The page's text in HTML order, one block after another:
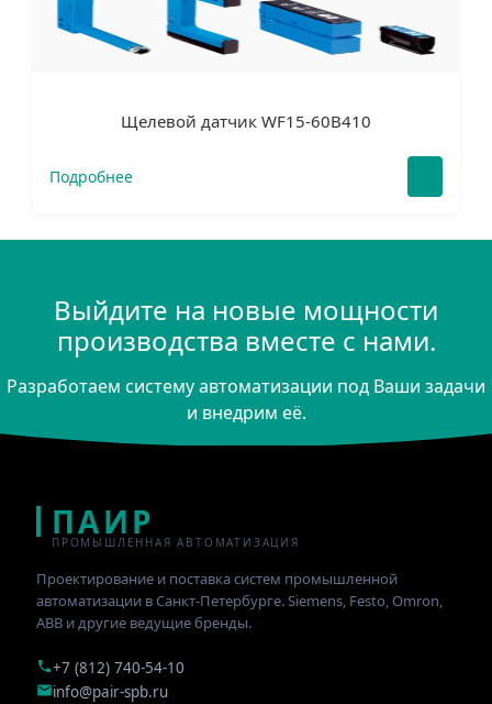
Щелевой датчик WF15-60B410
Подробнее
Выйдите на новые мощности
производства вместе с нами.
Разработаем систему автоматизации под Ваши задачи
и внедрим её.
ПАИР
ПРОМЫШЛЕННАЯ АВТОМАТИЗАЦИЯ
Проектирование и поставка систем промышленной
автоматизации в Санкт-Петербурге. Siemens, Festo, Omron,
ABB и другие ведущие бренды.
+7 (812) 740-54-10
info@pair-spb.ru